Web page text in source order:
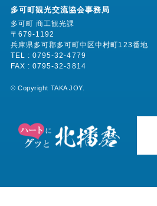
多可町観光交流協会事務局
多可町 商工観光課
〒679-1192
兵庫県多可郡多可町中区中村町123番地
TEL : 0795-32-4779
FAX : 0795-32-3814
©︎ Copyright TAKA JOY.